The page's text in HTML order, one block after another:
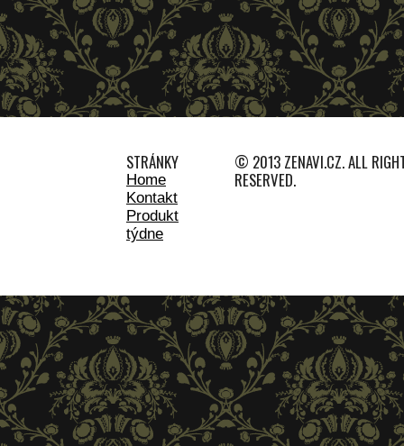
STRÁNKY
Home
Kontakt
Produkt
týdne
© 2013 ZENAVI.CZ. ALL
RESERVED.